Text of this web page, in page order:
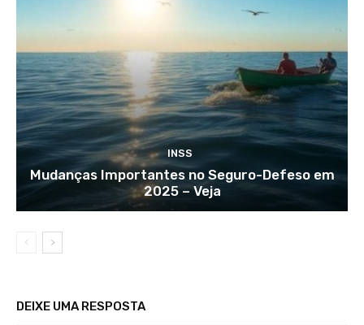
INSS
Mudanças Importantes no Seguro-Defeso em
2025 – Veja
DEIXE UMA RESPOSTA